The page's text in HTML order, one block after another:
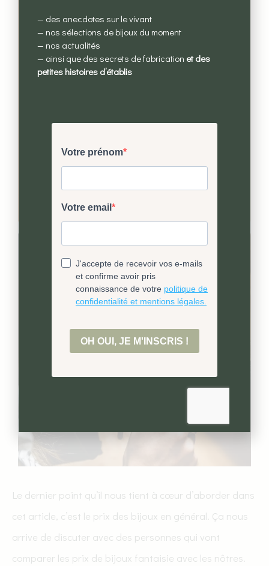
Le dernier point qu’il nous tient à cœur d’aborder dans
cet article, c’est le prix des bijoux en général. Ça nous
arrive de discuter avec des personnes qui vont
comparer les prix de bijoux fantaisie avec les nôtres.
— des anecdotes sur le vivant
— nos sélections de bijoux du moment
— nos actualités
— ainsi que des secrets de fabrication et des
petites histoires d’établis